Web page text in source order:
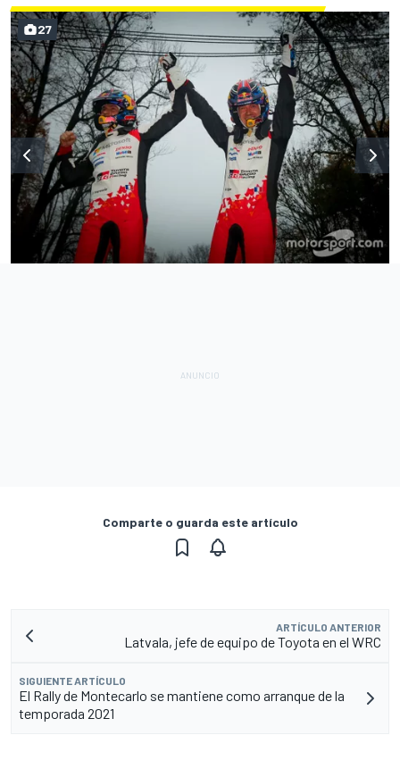
27
Comparte o guarda este artículo
ARTÍCULO ANTERIOR
Latvala, jefe de equipo de Toyota en el WRC
SIGUIENTE ARTÍCULO
El Rally de Montecarlo se mantiene como arranque de la
temporada 2021